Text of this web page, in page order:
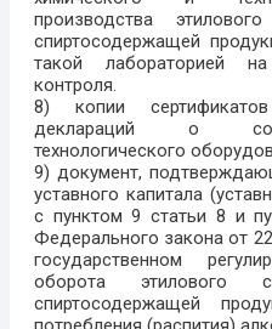
производства
спиртосодержащей
такой лабораторией
контроля.
8) копии
деклараций о
технологического
9) документ,
уставного капитала
с пунктом 9 статьи 8 и
Федерального закона от
государственном
оборота этилового
спиртосодержащей